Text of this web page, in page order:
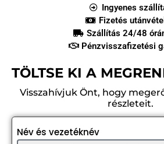
Ingyenes
Fizetés
Szállítás 24/48
Pénzvisszafizetési
TÖLTSE KI A
Visszahívjuk Önt, hogy
részleteit.
Név és vezetéknév